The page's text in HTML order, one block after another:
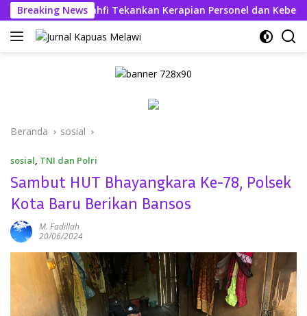
Langsung
ke
konten
Breaking News
Kahfi Tekankan Kerapian Personel dan Kebersihan
Beranda sosial
sosial, TNI dan Polri
Sambut HUT Bhayangkara Ke-78, Polsek
Kota Baru Berikan Bansos
M. Fadillah
20/06/2024